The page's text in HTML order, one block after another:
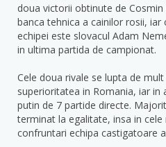
doua victorii obtinute de
banca tehnica a cainilor rosii,
echipei este slovacul Adam
in ultima partida de campionat.
Cele doua rivale se lupta de
superioritatea in Romania, iar in
putin de 7 partide directe.
terminat la egalitate, insa in
confruntari echipa castigatoare